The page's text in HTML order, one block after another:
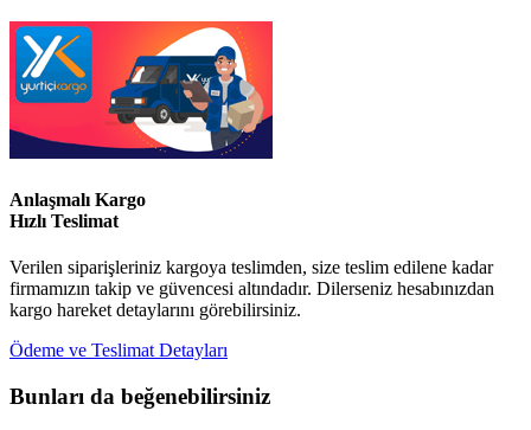
Anlaşmalı Kargo
Hızlı Teslimat
Verilen siparişleriniz kargoya teslimden, size teslim edilene kadar
firmamızın takip ve güvencesi altındadır. Dilerseniz hesabınızdan
kargo hareket detaylarını görebilirsiniz.
Ödeme ve Teslimat Detayları
Bunları da beğenebilirsiniz